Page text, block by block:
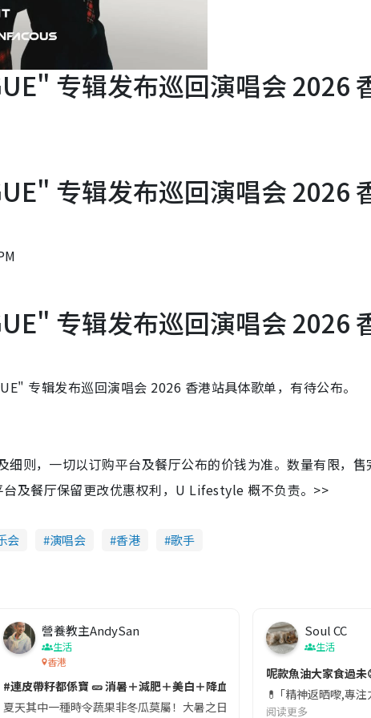
专辑发布巡回演唱会 2026
专辑发布巡回演唱会 2026
专辑发布巡回演唱会 2026
专辑发布巡回演唱会 2026 香港站具体歌单，有待公布。
则，一切以订购平台及餐厅公布的价钱为准。数量有限，售
及餐厅保留更改优惠权利，U Lifestyle 概不负责。>>
会 演唱会 香港 歌手
切記檢查「1標示」🚨
，近期要特別留意隨身行李中的行動電源。一名旅客日前在機場安檢
營養教主AndySan
生活
香港
#連皮帶籽都係寶 🥒 消暑＋減肥＋美白＋降血脂
夏天其中一種時令蔬果非冬瓜莫屬！大暑之日，點都要飲碗冬瓜湯消暑
Soul CC
生活
呢款魚油大家食過未
💊 ｢精神返晒嚟,專
阅读更多